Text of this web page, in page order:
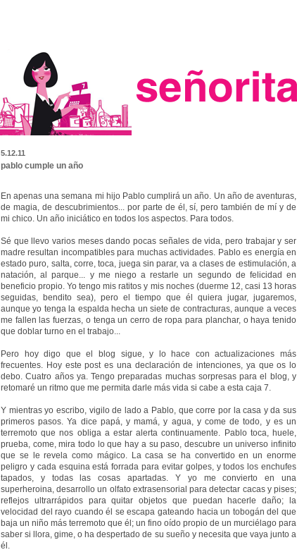
5.12.11
pablo cumple un año
En apenas una semana mi hijo Pablo cumplirá un año. Un año de aventuras,
de magia, de descubrimientos... por parte de él, sí, pero también de mí y de
mi chico. Un año iniciático en todos los aspectos. Para todos.
Sé que llevo varios meses dando pocas señales de vida, pero trabajar y ser
madre resultan incompatibles para muchas actividades. Pablo es energía en
estado puro, salta, corre, toca, juega sin parar, va a clases de estimulación, a
natación, al parque... y me niego a restarle un segundo de felicidad en
beneficio propio. Yo tengo mis ratitos y mis noches (duerme 12, casi 13 horas
seguidas, bendito sea), pero el tiempo que él quiera jugar, jugaremos,
aunque yo tenga la espalda hecha un siete de contracturas, aunque a veces
me fallen las fuerzas, o tenga un cerro de ropa para planchar, o haya tenido
que doblar turno en el trabajo...
Pero hoy digo que el blog sigue, y lo hace con actualizaciones más
frecuentes. Hoy este post es una declaración de intenciones, ya que os lo
debo. Cuatro años ya. Tengo preparadas muchas sorpresas para el blog, y
retomaré un ritmo que me permita darle más vida si cabe a esta caja 7.
Y mientras yo escribo, vigilo de lado a Pablo, que corre por la casa y da sus
primeros pasos. Ya dice papá, y mamá, y agua, y come de todo, y es un
terremoto que nos obliga a estar alerta continuamente. Pablo toca, huele,
prueba, come, mira todo lo que hay a su paso, descubre un universo infinito
que se le revela como mágico. La casa se ha convertido en un enorme
peligro y cada esquina está forrada para evitar golpes, y todos los enchufes
tapados, y todas las cosas apartadas. Y yo me convierto en una
superheroina, desarrollo un olfato extrasensorial para detectar cacas y pises;
reflejos ultrarrápidos para quitar objetos que puedan hacerle daño; la
velocidad del rayo cuando él se escapa gateando hacia un tobogán del que
baja un niño más terremoto que él; un fino oído propio de un murciélago para
saber si llora, gime, o ha despertado de su sueño y necesita que vaya junto a
él.